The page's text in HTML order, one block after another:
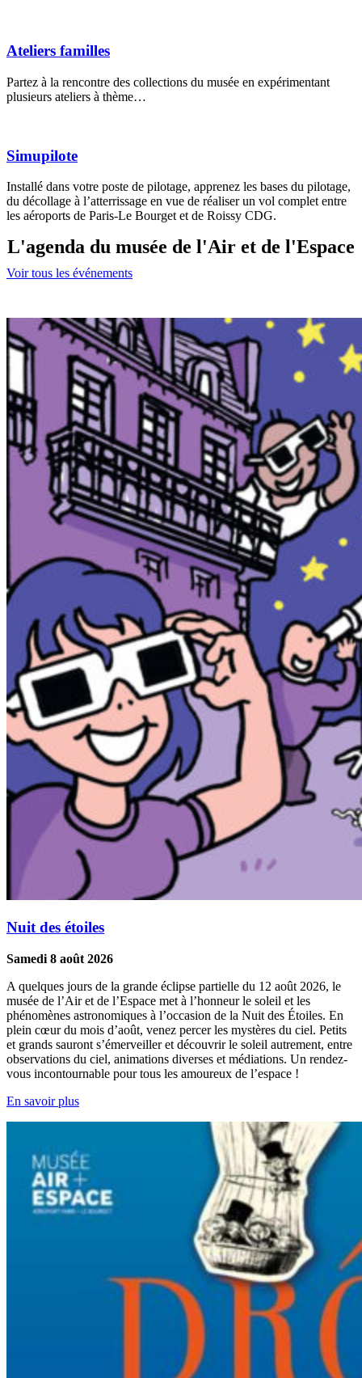
Ateliers familles
Partez à la rencontre des collections du musée en expérimentant
plusieurs ateliers à thème…
Simupilote
Installé dans votre poste de pilotage, apprenez les bases du pilotage,
du décollage à l’atterrissage en vue de réaliser un vol complet entre
les aéroports de Paris-Le Bourget et de Roissy CDG.
L'agenda du musée de l'Air et de l'Espace
Voir tous les événements
Nuit des étoiles
Samedi 8 août 2026
A quelques jours de la grande éclipse partielle du 12 août 2026, le
musée de l’Air et de l’Espace met à l’honneur le soleil et les
phénomènes astronomiques à l’occasion de la Nuit des Étoiles. En
plein cœur du mois d’août, venez percer les mystères du ciel. Petits
et grands sauront s’émerveiller et découvrir le soleil autrement, entre
observations du ciel, animations diverses et médiations. Un rendez-
vous incontournable pour tous les amoureux de l’espace !
En savoir plus